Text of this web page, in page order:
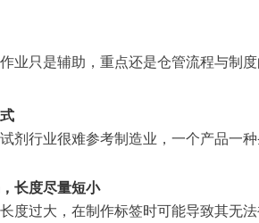
业只是辅助，重点还是仓管流程与制
剂行业很难参考制造业，一个产品一
长度尽量短小
度过大，在制作标签时可能导致其无